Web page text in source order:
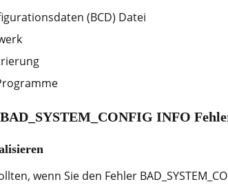
(BCD) Datei
INFO
wenn Sie den Fehler